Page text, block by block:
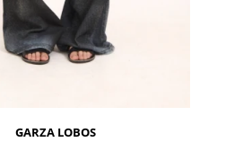
GARZA LOBOS